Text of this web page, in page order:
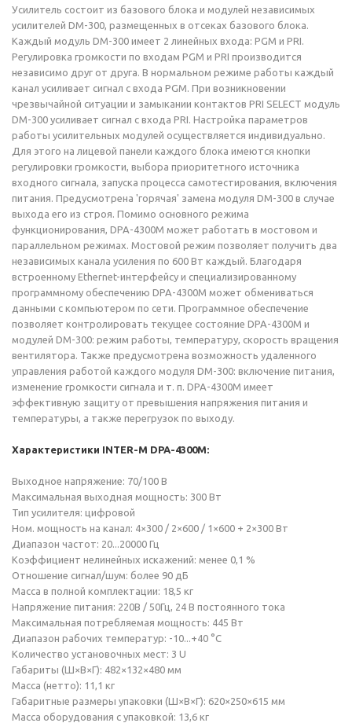
Усилитель состоит из базового блока и модулей независимых
усилителей DM-300, размещенных в отсеках базового блока.
Каждый модуль DM-300 имеет 2 линейных входа: PGM и PRI.
Регулировка громкости по входам PGM и PRI производится
независимо друг от друга. В нормальном режиме работы каждый
канал усиливает сигнал с входа PGM. При возникновении
чрезвычайной ситуации и замыкании контактов PRI SELECT модуль
DM-300 усиливает сигнал с входа PRI. Настройка параметров
работы усилительных модулей осуществляется индивидуально.
Для этого на лицевой панели каждого блока имеются кнопки
регулировки громкости, выбора приоритетного источника
входного сигнала, запуска процесса самотестирования, включения
питания. Предусмотрена 'горячая' замена модуля DM-300 в случае
выхода его из строя. Помимо основного режима
функционирования, DPA-4300M может работать в мостовом и
параллельном режимах. Мостовой режим позволяет получить два
независимых канала усиления по 600 Вт каждый. Благодаря
встроенному Ethernet-интерфейсу и специализированному
программному обеспечению DPA-4300M может обмениваться
данными с компьютером по сети. Программное обеспечение
позволяет контролировать текущее состояние DPA-4300M и
модулей DM-300: режим работы, температуру, скорость вращения
вентилятора. Также предусмотрена возможность удаленного
управления работой каждого модуля DM-300: включение питания,
изменение громкости сигнала и т. п. DPA-4300M имеет
эффективную защиту от превышения напряжения питания и
температуры, а также перегрузок по выходу.
Характеристики INTER-M DPA-4300M:
Выходное напряжение: 70/100 В
Максимальная выходная мощность: 300 Вт
Тип усилителя: цифровой
Ном. мощность на канал: 4×300 / 2×600 / 1×600 + 2×300 Вт
Диапазон частот: 20...20000 Гц
Коэффициент нелинейных искажений: менее 0,1 %
Отношение сигнал/шум: более 90 дБ
Масса в полной комплектации: 18,5 кг
Напряжение питания: 220В / 50Гц, 24 В постоянного тока
Максимальная потребляемая мощность: 445 Вт
Диапазон рабочих температур: -10...+40 °С
Количество установочных мест: 3 U
Габариты (Ш×В×Г): 482×132×480 мм
Масса (нетто): 11,1 кг
Габаритные размеры упаковки (Ш×В×Г): 620×250×615 мм
Масса оборудования с упаковкой: 13,6 кг